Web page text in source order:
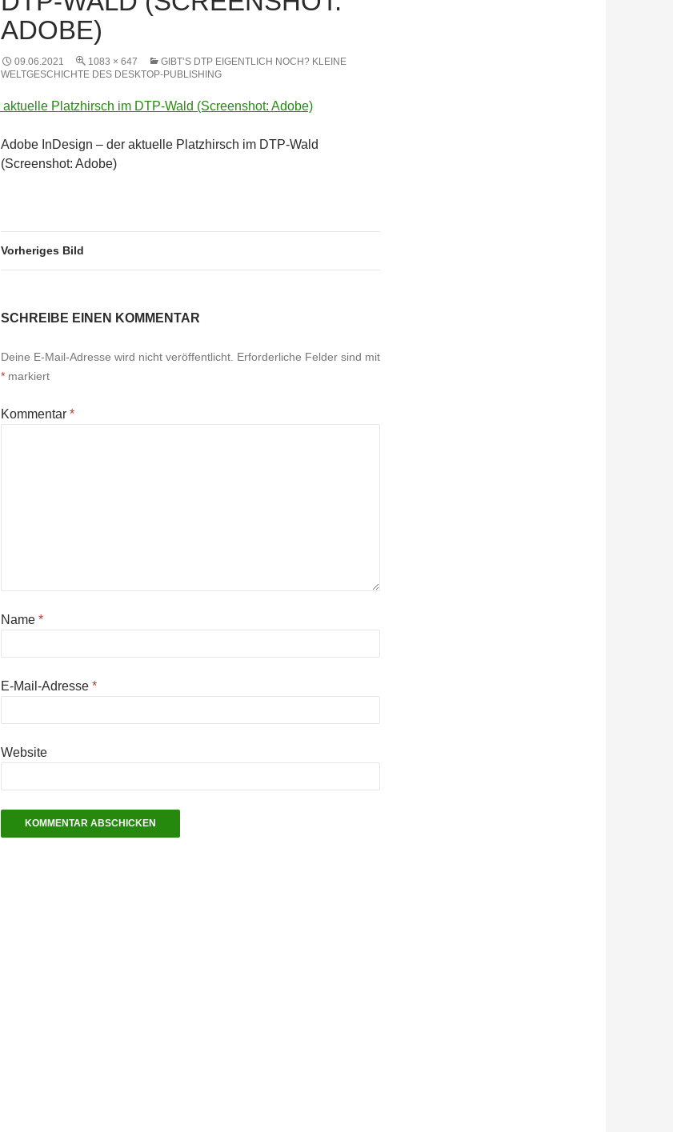
ADOBE)
09.06.2021 1083 × 647
GIBT’S DTP EIGENTLICH NOCH? KLEINE
WELTGESCHICHTE DES DESKTOP-PUBLISHING
Adobe InDesign – der aktuelle Platzhirsch im DTP-Wald
(Screenshot: Adobe)
Vorheriges Bild
SCHREIBE EINEN KOMMENTAR
Deine E-Mail-Adresse wird nicht veröffentlicht. Erforderliche Felder sind mit
* markiert
Kommentar *
Name *
E-Mail-Adresse *
Website